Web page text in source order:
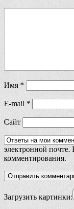
Имя *
E-mail *
Сайт
электронной
комментирования.
Загрузить картинки: